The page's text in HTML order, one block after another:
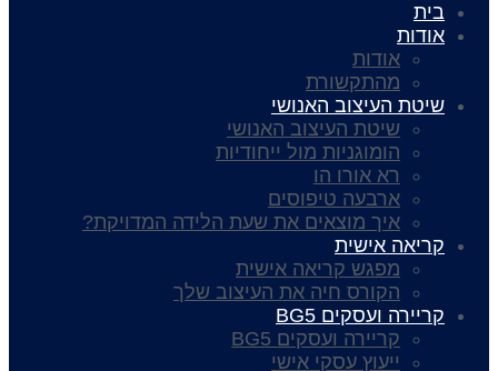
בית
אודות
אודות
מהתקשורת
שיטת העיצוב האנושי
שיטת העיצוב האנושי
הומוגניות מול ייחודיות
רא אורו הו
ארבעה טיפוסים
איך מוצאים את שעת הלידה המדויקת?
קריאה אישית
מפגש קריאה אישית
הקורס חיה את העיצוב שלך
קריירה ועסקים BG5
קריירה ועסקים BG5
ייעוץ עסקי אישי